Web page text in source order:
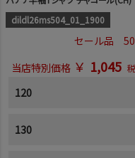
dildl26ms504_01_1900
セール品
当店特別価格 ￥ 1,045
120
130